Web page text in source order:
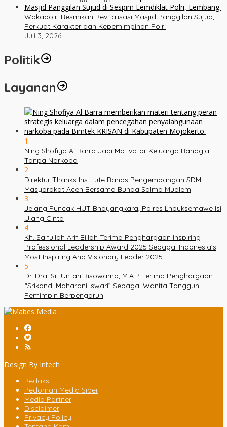
Wakapolri Resmikan Revitalisasi Masjid Panggilan Sujud,
Perkuat Karakter dan Kepemimpinan Polri
Juli 3, 2026
Politik
Layanan
1
Ning Shofiya Al Barra Jadi Motivator Keluarga Bahagia
Tanpa Narkoba
2
Direktur Thanks Institute Bahas Pengembangan SDM
Masyarakat Aceh Bersama Bunda Salma Mualem
3
Jelang Puncak HUT Bhayangkara, Polres Lhouksemawe Isi
Ulang Cinta
4
Kh. Saifullah Arif Billah Terima Penghargaan Inspiring
Professional Leadership Award 2025 Sebagai Indonesia’s
Most Inspiring And Visionary Leader 2025
5
Dr. Dra. Sri Untari Bisowarno, M.A.P Terima Penghargaan
“Srikandi Maharani Iswari” Sebagai Wanita Tangguh
Pemimpin Berpengaruh
Design By Intech
Redaksi
Pedoman Media Siber
Media Partner
Disclaimer
Privacy Policy